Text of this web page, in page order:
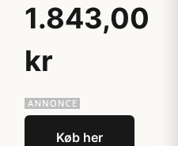
1.843,00
kr
Køb her